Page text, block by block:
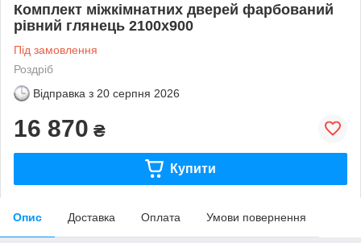
Комплект міжкімнатних дверей фарбований
рівний глянець 2100х900
Під замовлення
Роздріб
Відправка з 20 серпня 2026
16 870 ₴
Купити
Опис Доставка Оплата Умови повернення